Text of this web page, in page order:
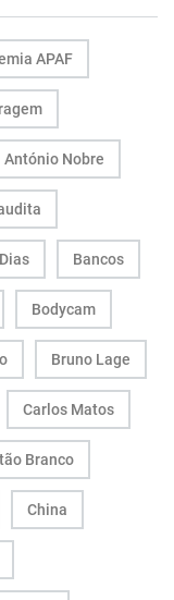
APAF
António Nobre
Bancos
Bodycam
Bruno Lage
Carlos Matos
Branco
China